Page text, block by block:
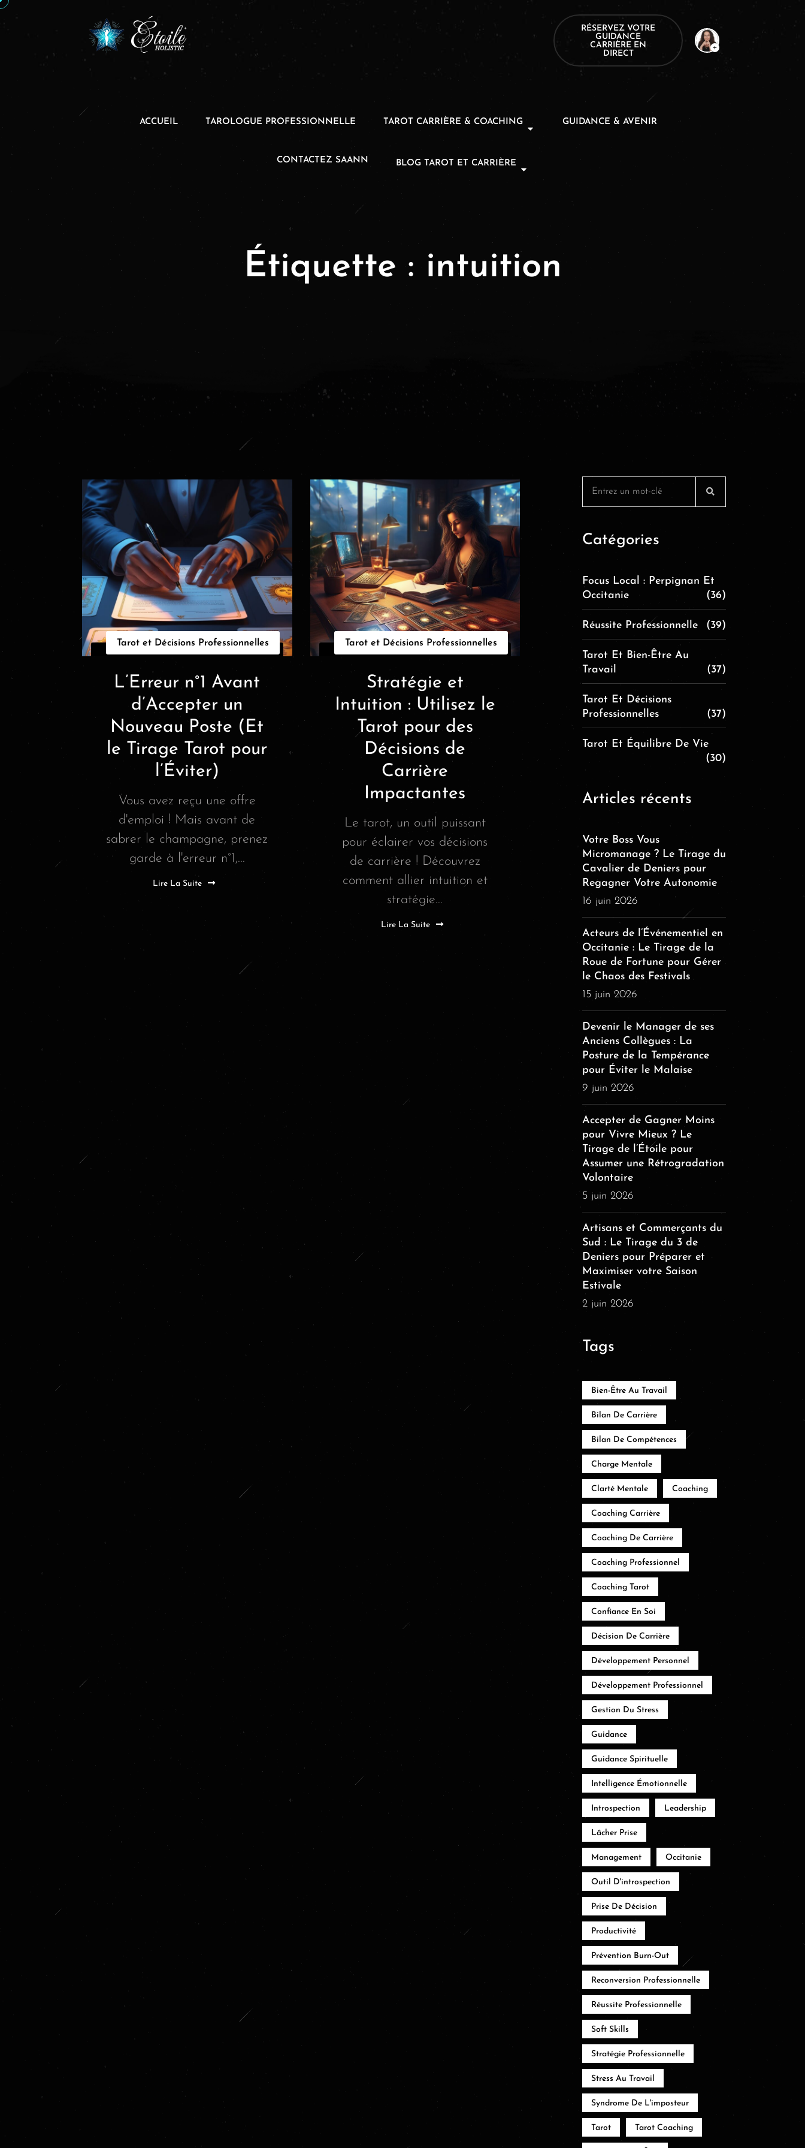
RÉSERVEZ VOTRE
GUIDANCE
CARRIÈRE EN
DIRECT
ACCUEIL TAROLOGUE PROFESSIONNELLE TAROT CARRIÈRE & COACHING GUIDANCE & AVENIR
CONTACTEZ SAANN BLOG TAROT ET CARRIÈRE
Étiquette : intuition
Tarot et Décisions Professionnelles
L’Erreur n°1 Avant
d’Accepter un
Nouveau Poste (Et
le Tirage Tarot pour
l’Éviter)
Vous avez reçu une offre
d'emploi ! Mais avant de
sabrer le champagne, prenez
garde à l'erreur n°1,...
Lire La Suite
Tarot et Décisions Professionnelles
Stratégie et
Intuition : Utilisez le
Tarot pour des
Décisions de
Carrière
Impactantes
Le tarot, un outil puissant
pour éclairer vos décisions
de carrière ! Découvrez
comment allier intuition et
stratégie...
Lire La Suite
Catégories
Focus Local : Perpignan Et
Occitanie
(36)
Réussite Professionnelle (39)
Tarot Et Bien-Être Au
Travail
(37)
Tarot Et Décisions
Professionnelles
(37)
Tarot Et Équilibre De Vie
(30)
Articles récents
Votre Boss Vous
Micromanage ? Le Tirage du
Cavalier de Deniers pour
Regagner Votre Autonomie
16 juin 2026
Acteurs de l’Événementiel en
Occitanie : Le Tirage de la
Roue de Fortune pour Gérer
le Chaos des Festivals
15 juin 2026
Devenir le Manager de ses
Anciens Collègues : La
Posture de la Tempérance
pour Éviter le Malaise
9 juin 2026
Accepter de Gagner Moins
pour Vivre Mieux ? Le
Tirage de l’Étoile pour
Assumer une Rétrogradation
Volontaire
5 juin 2026
Artisans et Commerçants du
Sud : Le Tirage du 3 de
Deniers pour Préparer et
Maximiser votre Saison
Estivale
2 juin 2026
Tags
Bien-Être Au Travail
Bilan De Carrière
Bilan De Compétences
Charge Mentale
Clarté Mentale Coaching
Coaching Carrière
Coaching De Carrière
Coaching Professionnel
Coaching Tarot
Confiance En Soi
Décision De Carrière
Développement Personnel
Développement Professionnel
Gestion Du Stress
Guidance
Guidance Spirituelle
Intelligence Émotionnelle
Introspection Leadership
Lâcher Prise
Management Occitanie
Outil D'introspection
Prise De Décision
Productivité
Prévention Burn-Out
Reconversion Professionnelle
Réussite Professionnelle
Soft Skills
Stratégie Professionnelle
Stress Au Travail
Syndrome De L'imposteur
Tarot Tarot Coaching